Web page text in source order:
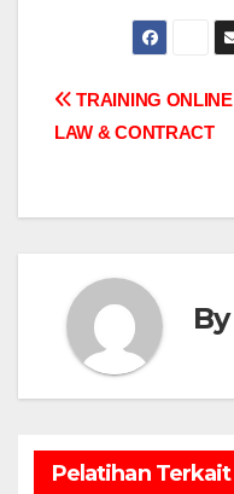
Post
TRAINING ONLINE
LAW & CONTRACT
By
Pelatihan Terkait